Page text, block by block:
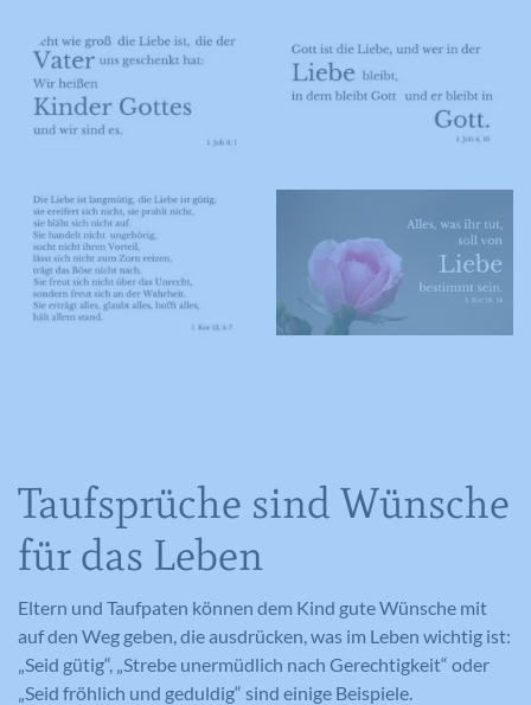
Taufsprüche sind Wünsche
für das Leben
Eltern und Taufpaten können dem Kind gute Wünsche mit
auf den Weg geben, die ausdrücken, was im Leben wichtig ist:
„Seid gütig“, „Strebe unermüdlich nach Gerechtigkeit“ oder
„Seid fröhlich und geduldig“ sind einige Beispiele.